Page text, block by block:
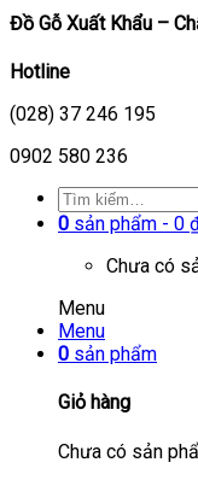
Đồ Gỗ Xuất Khẩu –
Hotline
(028) 37 246 195
0902 580 236
0 sản phẩm - 0
Chưa có
Menu
Menu
0 sản phẩm
Giỏ hàng
Chưa có sản